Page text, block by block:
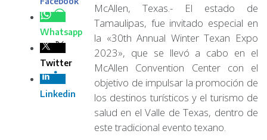
McAllen, Texas.- El
estado de
Tamaulipas, fue invitado especial en la «30th Annual
Winter Texan Expo 2023», que se llevó a cabo en el
McAllen Convention Center con el objetivo de impulsar la
promoción de los destinos turísticos y el turismo de salud
en el Valle de Texas, dentro de este tradicional evento